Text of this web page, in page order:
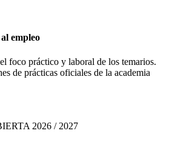
empleo
foco práctico y laboral de los temarios.
de prácticas oficiales de la academia
2026 / 2027